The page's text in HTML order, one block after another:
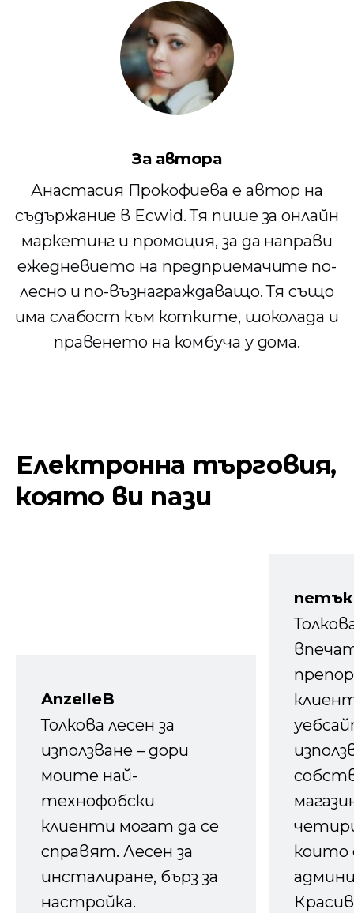
За автора
Анастасия Прокофиева е автор на
съдържание в Ecwid. Тя пише за онлайн
маркетинг и промоция, за да направи
ежедневието на предприемачите по-
лесно и по-възнаграждаващо. Тя също
има слабост към котките, шоколада и
правенето на комбуча у дома.
Електронна търговия,
която ви пази
AnzelleB
Толкова лесен за
използване – дори
моите най-
технофобски
клиенти могат да се
справят. Лесен за
инсталиране, бърз за
настройка.
които